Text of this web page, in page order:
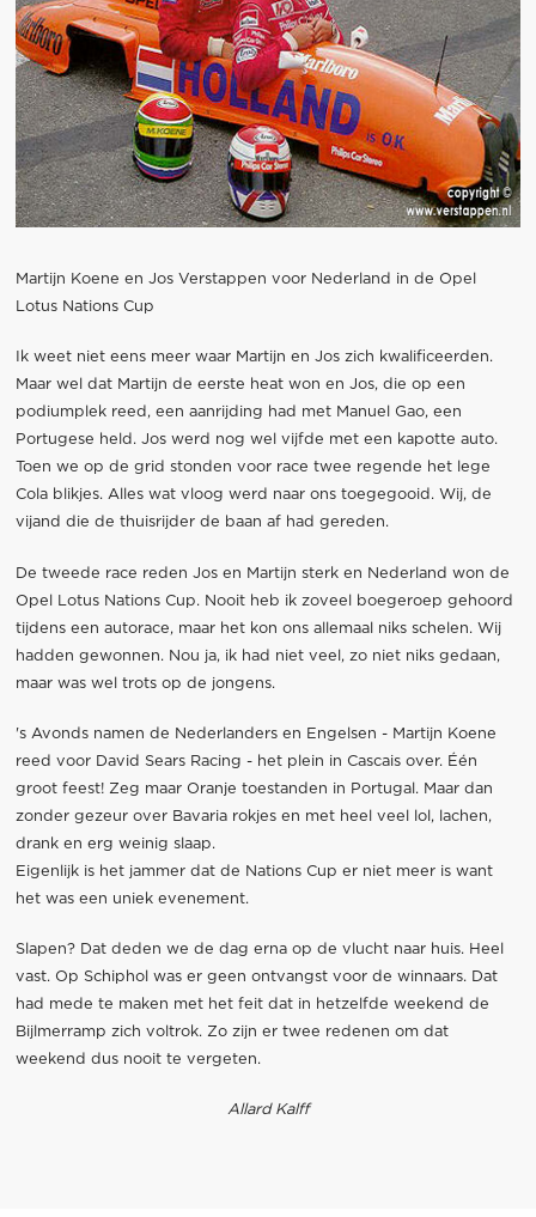
Martijn Koene en Jos Verstappen voor Nederland in de Opel
Lotus Nations Cup
Ik weet niet eens meer waar Martijn en Jos zich kwalificeerden.
Maar wel dat Martijn de eerste heat won en Jos, die op een
podiumplek reed, een aanrijding had met Manuel Gao, een
Portugese held. Jos werd nog wel vijfde met een kapotte auto.
Toen we op de grid stonden voor race twee regende het lege
Cola blikjes. Alles wat vloog werd naar ons toegegooid. Wij, de
vijand die de thuisrijder de baan af had gereden.
De tweede race reden Jos en Martijn sterk en Nederland won de
Opel Lotus Nations Cup. Nooit heb ik zoveel boegeroep gehoord
tijdens een autorace, maar het kon ons allemaal niks schelen. Wij
hadden gewonnen. Nou ja, ik had niet veel, zo niet niks gedaan,
maar was wel trots op de jongens.
's Avonds namen de Nederlanders en Engelsen - Martijn Koene
reed voor David Sears Racing - het plein in Cascais over. Één
groot feest! Zeg maar Oranje toestanden in Portugal. Maar dan
zonder gezeur over Bavaria rokjes en met heel veel lol, lachen,
drank en erg weinig slaap.
Eigenlijk is het jammer dat de Nations Cup er niet meer is want
het was een uniek evenement.
Slapen? Dat deden we de dag erna op de vlucht naar huis. Heel
vast. Op Schiphol was er geen ontvangst voor de winnaars. Dat
had mede te maken met het feit dat in hetzelfde weekend de
Bijlmerramp zich voltrok. Zo zijn er twee redenen om dat
weekend dus nooit te vergeten.
Allard Kalff